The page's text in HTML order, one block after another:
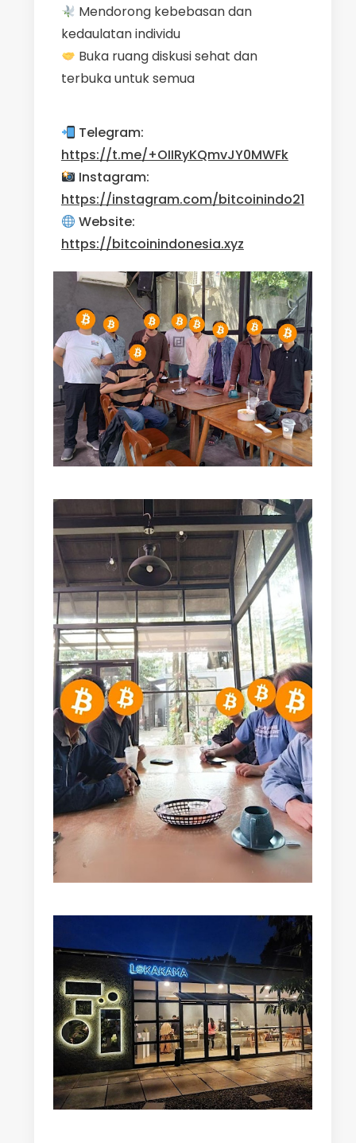
Mendorong kebebasan dan
kedaulatan individu
Buka ruang diskusi sehat dan
terbuka untuk semua
Telegram:
https://t.me/+OIIRyKQmvJY0MWFk
Instagram:
https://instagram.com/bitcoinindo21
Website:
https://bitcoinindonesia.xyz